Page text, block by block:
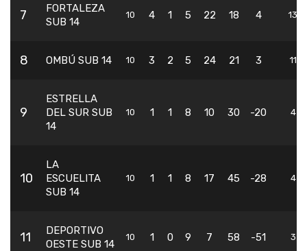
7
FORTALEZA
SUB 14
10 4 1 5 22 18 4 13
8 OMBÚ SUB 14 10 3 2 5 24 21 3 11
9
ESTRELLA
DEL SUR SUB
14
10 1 1 8 10 30 -20 4
10
LA
ESCUELITA
SUB 14
10 1 1 8 17 45 -28 4
11
DEPORTIVO
OESTE SUB 14
10 1 0 9 7 58 -51 3